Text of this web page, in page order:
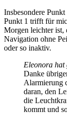
Insbesondere
Punkt 1 trifft für
Morgen leichter ist,
Navigation ohne
oder so inaktiv.
Eleonora hat
Danke
Alarmierung
daran, den
die
kommt und